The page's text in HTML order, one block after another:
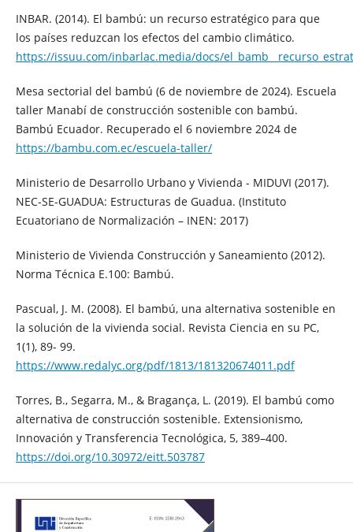
INBAR. (2014). El bambú: un recurso estratégico para que
los países reduzcan los efectos del cambio climático.
https://issuu.com/inbarlac.media/docs/
Mesa sectorial del bambú (6 de noviembre de 2024). Escuela
taller Manabí de construcción sostenible con bambú.
Bambú Ecuador. Recuperado el 6 noviembre 2024 de
https://bambu.com.ec/escuela-taller/
Ministerio de Desarrollo Urbano y Vivienda - MIDUVI (2017).
NEC-SE-GUADUA: Estructuras de Guadua. (Instituto
Ecuatoriano de Normalización – INEN: 2017)
Ministerio de Vivienda Construcción y Saneamiento (2012).
Norma Técnica E.100: Bambú.
Pascual, J. M. (2008). El bambú, una alternativa sostenible en
la solución de la vivienda social. Revista Ciencia en su PC,
1(1), 89- 99.
https://www.redalyc.org/pdf/1813/181320674011.pdf
Torres, B., Segarra, M., & Bragança, L. (2019). El bambú como
alternativa de construcción sostenible. Extensionismo,
Innovación y Transferencia Tecnológica, 5, 389–400.
https://doi.org/10.30972/eitt.503787